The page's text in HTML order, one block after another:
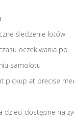
śledzenie lotów
oczekiwania po
samolotu
pickup at precise
dzieci dostępne na